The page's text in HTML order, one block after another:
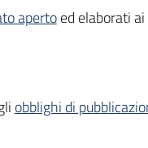
apertoed elaborati
obblighi di